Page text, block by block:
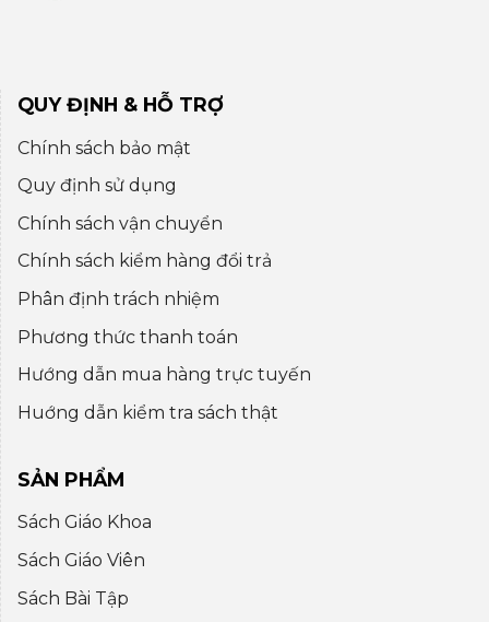
QUY ĐỊNH & HỖ TRỢ
Chính sách bảo mật
Quy định sử dụng
Chính sách vận chuyển
Chính sách kiểm hàng đổi trả
Phân định trách nhiệm
Phương thức thanh toán
Hướng dẫn mua hàng trực tuyến
Huớng dẫn kiểm tra sách thật
SẢN PHẨM
Sách Giáo Khoa
Sách Giáo Viên
Sách Bài Tập